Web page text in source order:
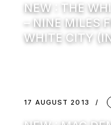
NEW : THE
– NINE MILES
WHITE CITY
17 AUGUST 2013